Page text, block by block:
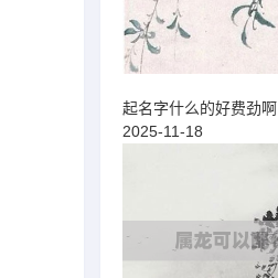
起名字什么的好费劲啊
2025-11-18